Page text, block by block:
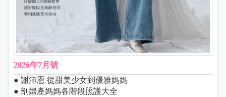
2026年7月號
● 謝沛恩 從甜美少女到優雅媽媽
● 剖婦產媽媽各階段照護大全